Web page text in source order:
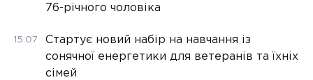
76-річного чоловіка
15:07
Стартує новий набір на навчання із
сонячної енергетики для ветеранів та їхніх
сімей